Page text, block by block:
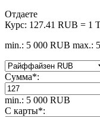
Отдаете
Курс: 127.41 RUB = 1
min.: 5 000 RUB max.:
Сумма*:
min.: 5 000 RUB
С карты*: